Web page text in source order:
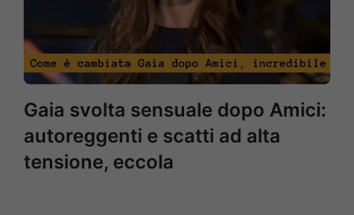
Gaia svolta sensuale dopo Amici:
autoreggenti e scatti ad alta
tensione, eccola